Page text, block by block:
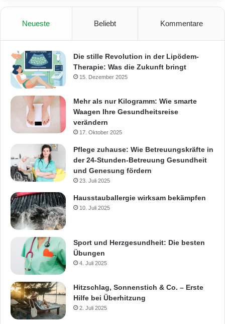
Neueste Beliebt Kommentare
Die stille Revolution in der Lipödem-
Therapie: Was die Zukunft bringt
15. Dezember 2025
Mehr als nur Kilogramm: Wie smarte
Waagen Ihre Gesundheitsreise
verändern
17. Oktober 2025
Pflege zuhause: Wie Betreuungskräfte in
der 24-Stunden-Betreuung Gesundheit
und Genesung fördern
23. Juli 2025
Hausstauballergie wirksam bekämpfen
10. Juli 2025
Sport und Herzgesundheit: Die besten
Übungen
4. Juli 2025
Hitzschlag, Sonnenstich & Co. – Erste
Hilfe bei Überhitzung
2. Juli 2025